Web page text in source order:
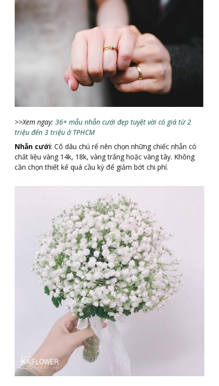
>>Xem ngay: 36+ mẫu nhẫn cưới đẹp tuyệt vời có giá từ 2
triệu đến 3 triệu ở TPHCM
Nhẫn cưới: Cô dâu chú rể nên chọn những chiếc nhẫn có
chất liệu vàng 14k, 18k, vàng trắng hoặc vàng tây. Không
cần chọn thiết kế quá cầu kỳ để giảm bớt chi phí.